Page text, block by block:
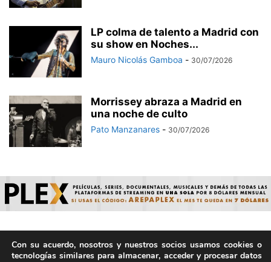
LP colma de talento a Madrid con
su show en Noches...
Mauro Nicolás Gamboa - 30/07/2026
Morrissey abraza a Madrid en
una noche de culto
Pato Manzanares - 30/07/2026
© ArepaVolatil.Com 2021-2025 - Hecho por humanos, no por
Con su acuerdo, nosotros y nuestros socios usamos cookies o
tecnologías similares para almacenar, acceder y procesar datos